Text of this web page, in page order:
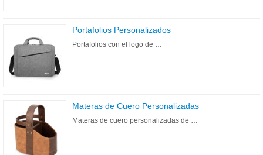
Portafolios Personalizados
Portafolios con el logo de …
Materas de Cuero Personalizadas
Materas de cuero personalizadas de …